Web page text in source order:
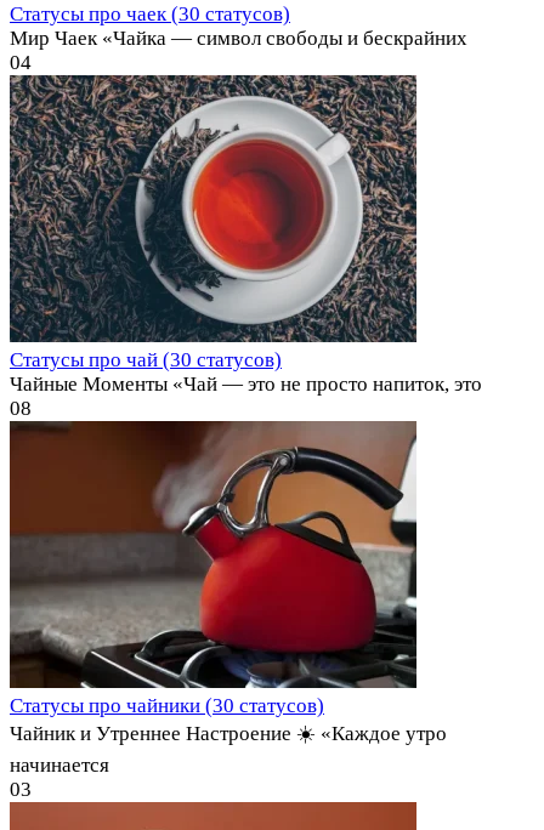
Статусы про чаек (30 статусов)
Мир Чаек «Чайка — символ свободы и бескрайних
04
Статусы про чай (30 статусов)
Чайные Моменты «Чай — это не просто напиток, это
08
Статусы про чайники (30 статусов)
Чайник и Утреннее Настроение ☀️ «Каждое утро
начинается
03